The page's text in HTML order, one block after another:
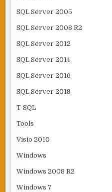
SQL Server 2005
SQL Server 2008 R2
SQL Server 2012
SQL Server 2014
SQL Server 2016
SQL Server 2019
T-SQL
Tools
Visio 2010
Windows
Windows 2008 R2
Windows 7